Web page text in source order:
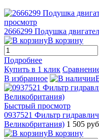
просмотр
2666299 Подушка
В корзину
Подробнее
Купить в 1 клик
В избранное
Быстрый просмотр
0937521 Фильтр
Великобритания) 1 505
В корзину